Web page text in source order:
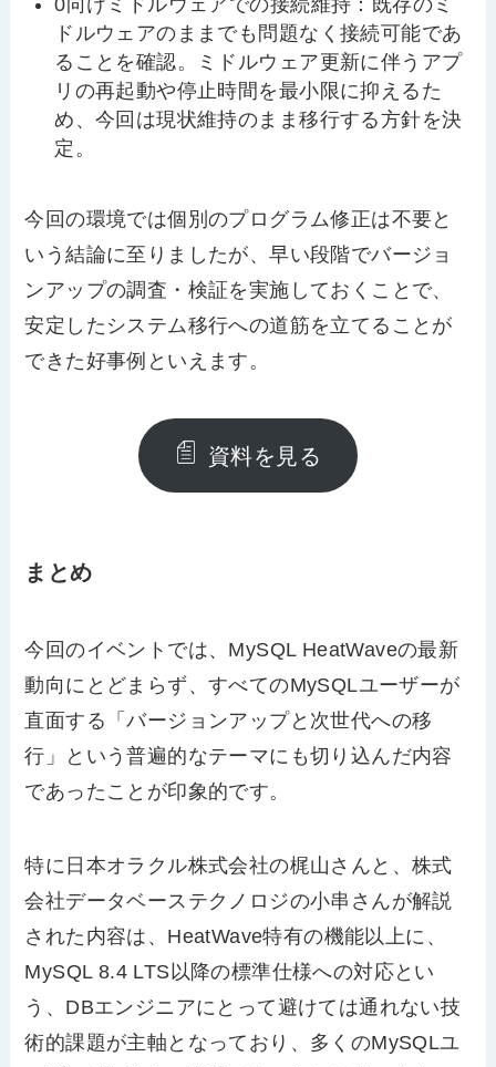
ドルウェアのままでも問題なく接続可能であ
ることを確認。ミドルウェア更新に伴うアプ
リの再起動や停止時間を最小限に抑えるた
め、今回は現状維持のまま移行する方針を決
定。
今回の環境では個別のプログラム修正は不要と
いう結論に至りましたが、早い段階でバージョ
ンアップの調査・検証を実施しておくことで、
安定したシステム移行への道筋を立てることが
できた好事例といえます。
資料を見る
まとめ
今回のイベントでは、 MySQL HeatWaveの最新
動向にとどまらず、すべてのMySQLユーザーが
直面する「バージョンアップと次世代への移
行」という普遍的なテーマにも切り込んだ内容
であったことが印象的です。
特に日本オラクル株式会社の梶山さんと、株式
会社データベーステクノロジの小串さんが解説
された内容は、 HeatWave特有の機能以上に、
MySQL 8.4 LTS 以降の標準仕様への対応とい
う、 DBエンジニアにとって避けては通れない技
術的課題が主軸となっており、多くのMySQLユ